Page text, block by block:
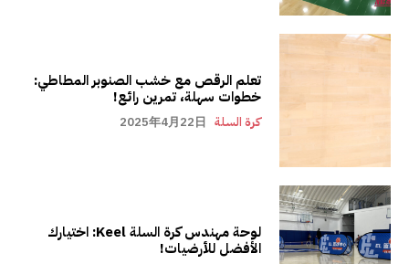
تعلم الرقص مع خشب الصنوبر المطاطي:
خطوات سهلة، تمرين رائع!
كرة السلة 2025年4月22日
لوحة مهندس كرة السلة Keel: اختيارك
الأفضل للأرضيات!